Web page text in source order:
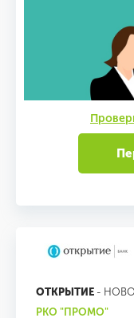
ОТКРЫТИЕ -
РКО "ПРОМО"